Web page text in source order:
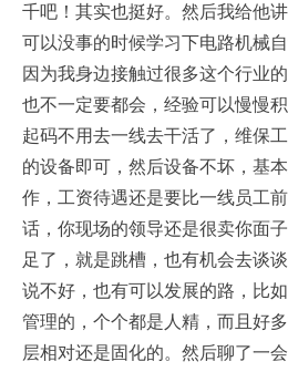
千吧！其实也挺好。然后我给他
可以没事的时候学习下电路机械
因为我身边接触过很多这个行业
也不一定要都会，经验可以慢慢
起码不用去一线去干活了，维保
的设备即可，然后设备不坏，基
作，工资待遇还是要比一线员工
话，你现场的领导还是很卖你面
足了，就是跳槽，也有机会去谈
说不好，也有可以发展的路，比
管理的，个个都是人精，而且好
层相对还是固化的。然后聊了一